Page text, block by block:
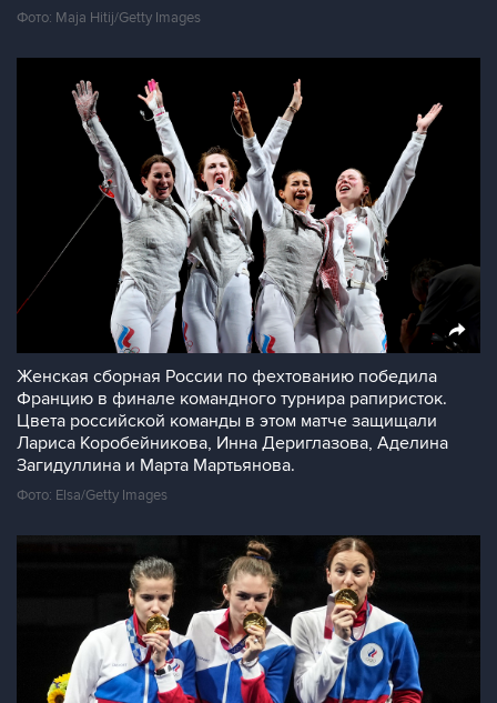
Фото: Maja Hitij/Getty Images
Женская сборная России по фехтованию победила
Францию в финале командного турнира рапиристок.
Цвета российской команды в этом матче защищали
Лариса Коробейникова, Инна Дериглазова, Аделина
Загидуллина и Марта Мартьянова.
Фото: Elsa/Getty Images